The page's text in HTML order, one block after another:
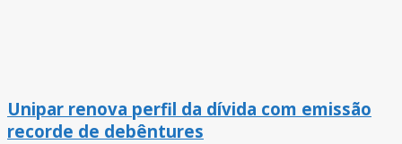
Unipar renova perfil da dívida com emissão
recorde de debêntures